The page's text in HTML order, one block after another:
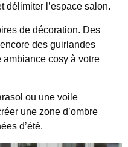
délimiter l’espace salon.
de décoration. Des
des guirlandes
ambiance cosy à votre
ou une voile
une zone d’ombre
d’été.